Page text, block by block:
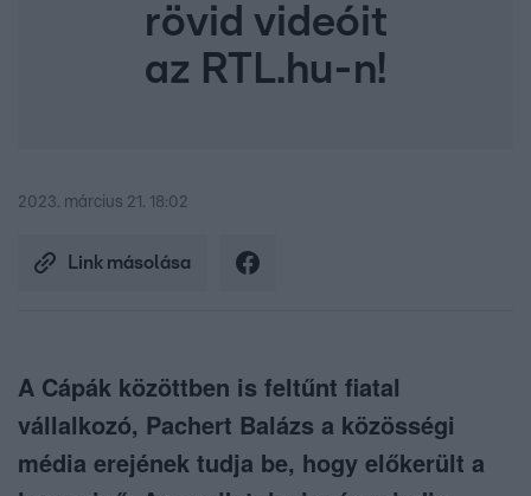
rövid videóit
az RTL.hu-n!
2023. március 21. 18:02
Link másolása
A Cápák közöttben is feltűnt fiatal
vállalkozó, Pachert Balázs a közösségi
média erejének tudja be, hogy előkerült a